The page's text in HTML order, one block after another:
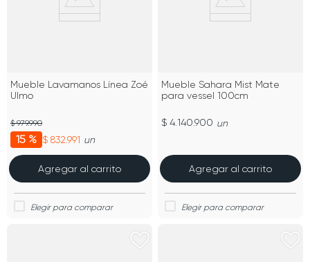
Mueble Lavamanos Línea Zoé
Ulmo
15 % $ 832.991
$ 979.990
un
Agregar al carrito
Mueble Sahara Mist Mate
para vessel 100cm
$ 4.140.900 un
Agregar al carrito